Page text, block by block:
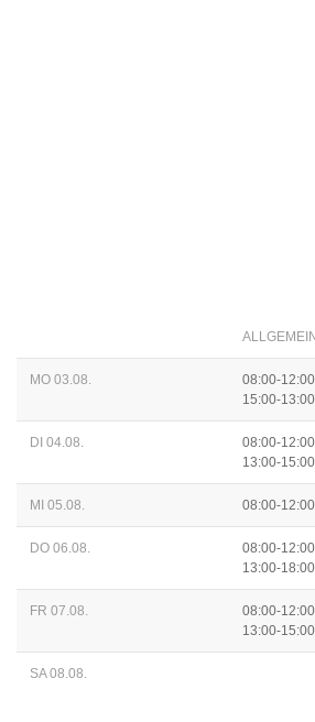
ALLGEMEIN
MO 03.08.
08:00-12:00
15:00-13:00
DI 04.08.
08:00-12:00
13:00-15:00
MI 05.08. 08:00-12:00
DO 06.08.
08:00-12:00
13:00-18:00
FR 07.08.
08:00-12:00
13:00-15:00
SA 08.08.